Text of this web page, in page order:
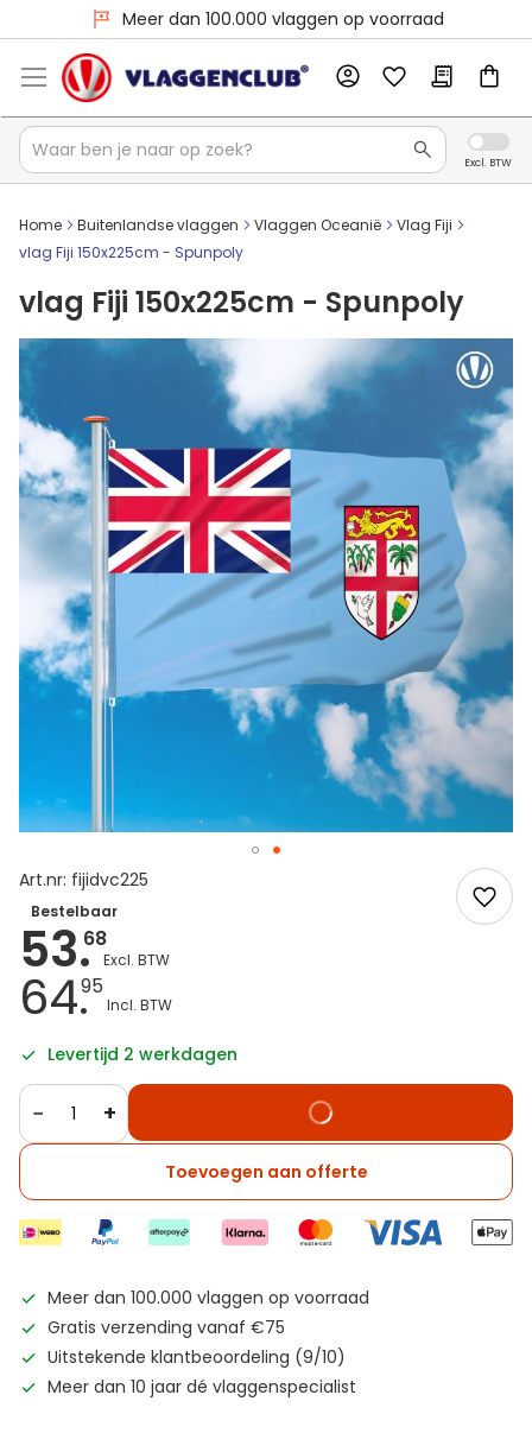
Meer dan 100.000 vlaggen op voorraad
Voor 16:00 besteld, dezelfde dag verzonden
Home Buitenlandse vlaggen Vlaggen Oceanië
Vlag Fiji
vlag Fiji 150x225cm - Spunpoly
vlag Fiji 150x225cm - Spunpoly
Art.nr: fijidvc225
Bestelbaar
53.68
64.95
Levertijd 2 werkdagen
− +
Toevoegen aan offerte
Meer dan 100.000 vlaggen op voorraad
Gratis verzending vanaf €75
Uitstekende klantbeoordeling (9/10)
Meer dan 10 jaar dé vlaggenspecialist